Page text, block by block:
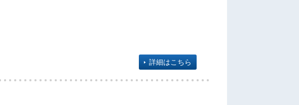
詳細はこちら